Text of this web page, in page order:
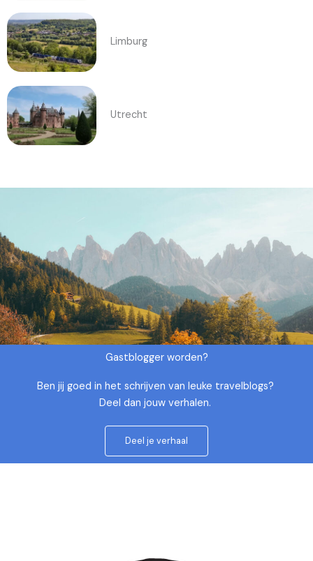
Limburg
Utrecht
Gastblogger worden?
Ben jij goed in het schrijven van leuke travelblogs?
Deel dan jouw verhalen.
Deel je verhaal